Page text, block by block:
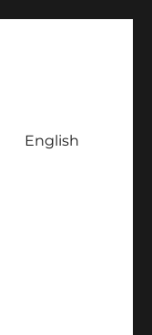
English